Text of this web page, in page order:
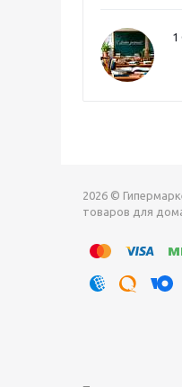
1
2026 ©
товаров для